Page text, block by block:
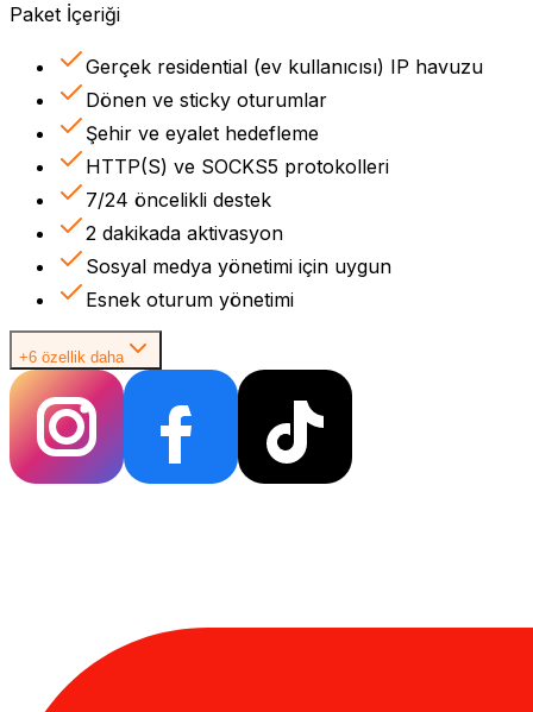
Paket İçeriği
Gerçek residential (ev kullanıcısı) IP havuzu
Dönen ve sticky oturumlar
Şehir ve eyalet hedefleme
HTTP(S) ve SOCKS5 protokolleri
7/24 öncelikli destek
2 dakikada aktivasyon
Sosyal medya yönetimi için uygun
Esnek oturum yönetimi
+6 özellik daha